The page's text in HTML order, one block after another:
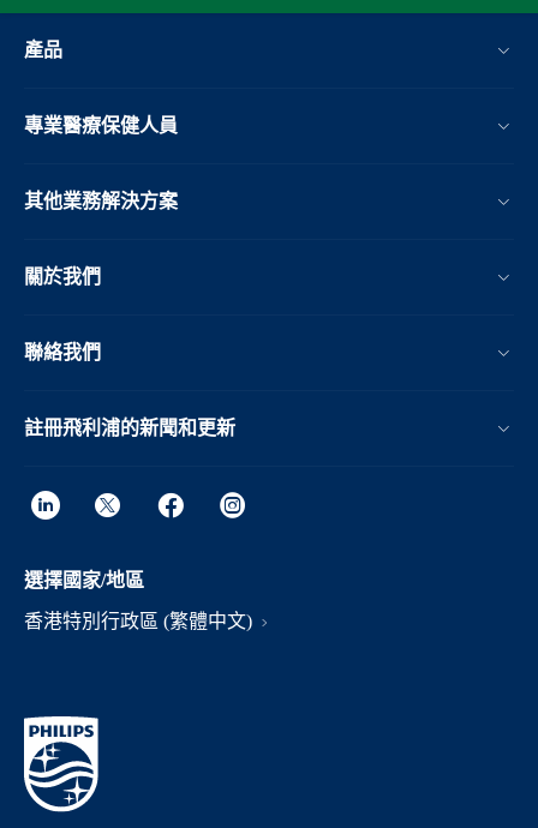
產品
專業醫療保健人員
其他業務解決方案​
關於我們
聯絡我們
註冊飛利浦的新聞和更新
選擇國家/地區
香港特別行政區 (繁體中文)